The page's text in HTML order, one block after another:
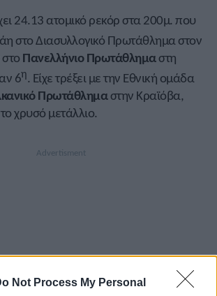
Not Process My Personal
24.13 ατομικό ρεκόρ στα 200μ. που
στο Διασυλλογικό Πρωτάθλημα στον
Πανελλήνιο Πρωτάθλημαστη
6η. Είχε τρέξει με την Εθνική ομάδα
Πρωτάθλημαστην Κραϊόβα,
χρυσό μετάλλιο.